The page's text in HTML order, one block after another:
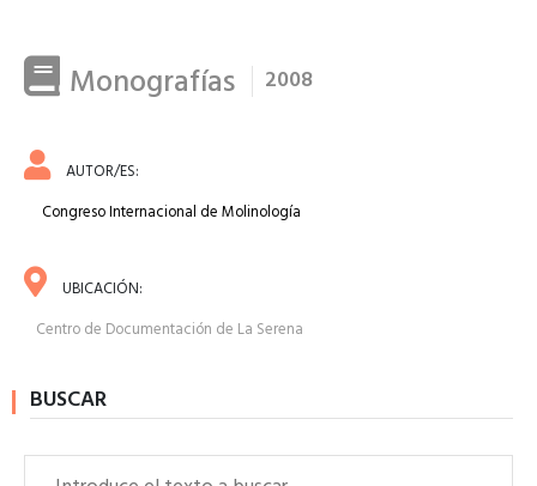
Monografías 2008
AUTOR/ES:
Congreso Internacional de Molinología
UBICACIÓN:
Centro de Documentación de La Serena
BUSCAR